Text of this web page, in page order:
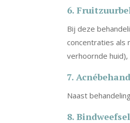
6.
Bij deze
concentraties als
verhoornde
7.
Naast
8.